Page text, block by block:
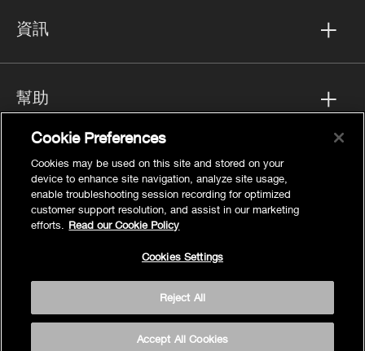
資訊
幫助
FOLLOW US
法律聲明
Cookie Preferences
Cookies may be used on this site and stored on your
device to enhance site navigation, analyze site usage,
enable troubleshooting session recording for optimized
customer support resolution, and assist in our marketing
efforts.
Read our Cookie Policy
Cookies Settings
Reject All
Accept All Cookies